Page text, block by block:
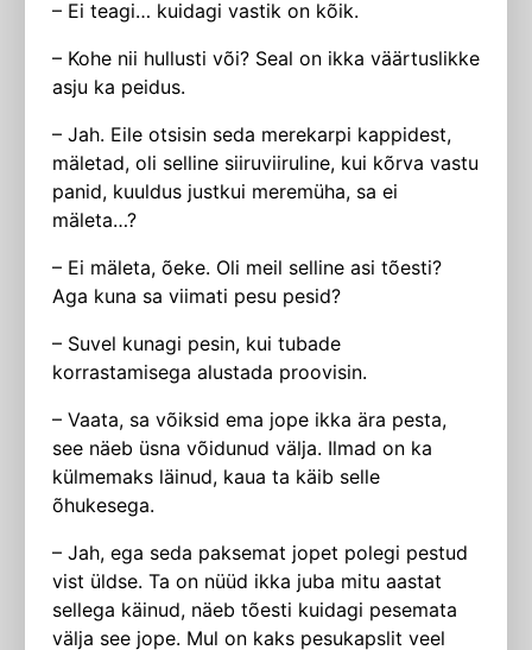
– Ei teagi… kuidagi vastik on kõik.
– Kohe nii hullusti või? Seal on ikka väärtuslikke
asju ka peidus.
– Jah. Eile otsisin seda merekarpi kappidest,
mäletad, oli selline siiruviiruline, kui kõrva vastu
panid, kuuldus justkui meremüha, sa ei
mäleta…?
– Ei mäleta, õeke. Oli meil selline asi tõesti?
Aga kuna sa viimati pesu pesid?
– Suvel kunagi pesin, kui tubade
korrastamisega alustada proovisin.
– Vaata, sa võiksid ema jope ikka ära pesta,
see näeb üsna võidunud välja. Ilmad on ka
külmemaks läinud, kaua ta käib selle
õhukesega.
– Jah, ega seda paksemat jopet polegi pestud
vist üldse. Ta on nüüd ikka juba mitu aastat
sellega käinud, näeb tõesti kuidagi pesemata
välja see jope. Mul on kaks pesukapslit veel